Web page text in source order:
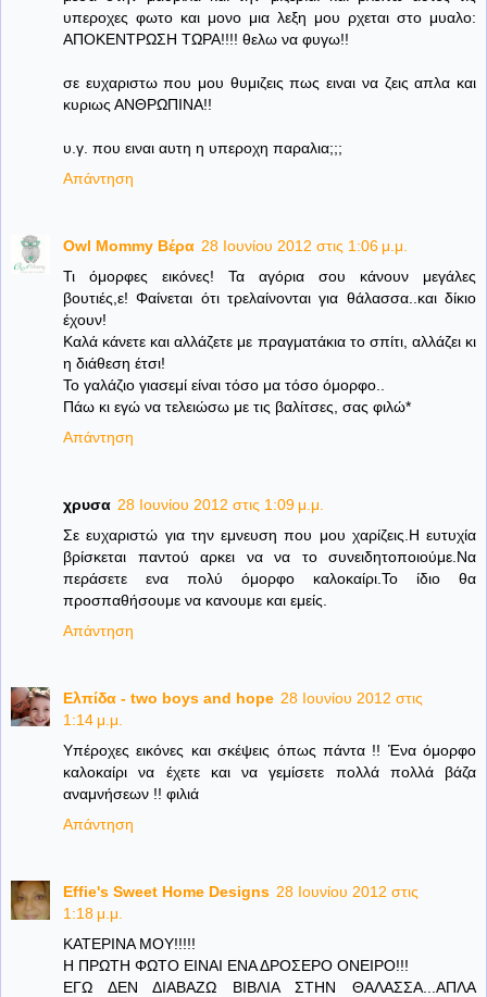
υπεροχες φωτο και μονο μια λεξη μου ρχεται στο μυαλο:
ΑΠΟΚΕΝΤΡΩΣΗ ΤΩΡΑ!!!! θελω να φυγω!!
σε ευχαριστω που μου θυμιζεις πως ειναι να ζεις απλα και
κυριως ΑΝΘΡΩΠΙΝΑ!!
υ.γ. που ειναι αυτη η υπεροχη παραλια;;;
Απάντηση
Owl Mommy Βέρα 28 Ιουνίου 2012 στις 1:06 μ.μ.
Τι όμορφες εικόνες! Τα αγόρια σου κάνουν μεγάλες
βουτιές,ε! Φαίνεται ότι τρελαίνονται για θάλασσα..και δίκιο
έχουν!
Καλά κάνετε και αλλάζετε με πραγματάκια το σπίτι, αλλάζει κι
η διάθεση έτσι!
Το γαλάζιο γιασεμί είναι τόσο μα τόσο όμορφο..
Πάω κι εγώ να τελειώσω με τις βαλίτσες, σας φιλώ*
Απάντηση
χρυσα 28 Ιουνίου 2012 στις 1:09 μ.μ.
Σε ευχαριστώ για την εμνευση που μου χαρίζεις.Η ευτυχία
βρίσκεται παντού αρκει να να το συνειδητοποιούμε.Να
περάσετε ενα πολύ όμορφο καλοκαίρι.Το ίδιο θα
προσπαθήσουμε να κανουμε και εμείς.
Απάντηση
Ελπίδα - two boys and hope 28 Ιουνίου 2012 στις
1:14 μ.μ.
Υπέροχες εικόνες και σκέψεις όπως πάντα !! Ένα όμορφο
καλοκαίρι να έχετε και να γεμίσετε πολλά πολλά βάζα
αναμνήσεων !! φιλιά
Απάντηση
Effie's Sweet Home Designs 28 Ιουνίου 2012 στις
1:18 μ.μ.
ΚΑΤΕΡΙΝΑ ΜΟΥ!!!!!
Η ΠΡΩΤΗ ΦΩΤΟ ΕΙΝΑΙ ΕΝΑ ΔΡΟΣΕΡΟ ΟΝΕΙΡΟ!!!
ΕΓΩ ΔΕΝ ΔΙΑΒΑΖΩ ΒΙΒΛΙΑ ΣΤΗΝ ΘΑΛΑΣΣΑ...ΑΠΛΑ